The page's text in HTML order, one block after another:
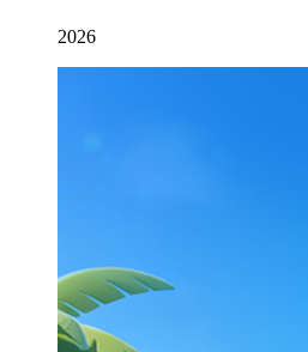
2026